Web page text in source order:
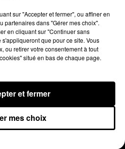
Keller a l'habitude de ces
En effet, elle vit près de la
Washington à Fort
à voir débarquer dans
sur "Accepter et fermer", ou affiner en
partenaires dans "Gérer mes choix".
en cliquant sur "Continuer sans
que pour ce site. Vous
ou retirer votre consentement à tout
situé en bas de chaque page.
mes choix
et fermer